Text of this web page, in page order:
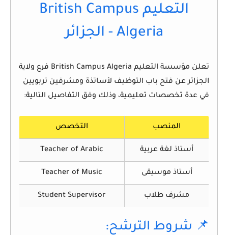
التعليم British Campus
Algeria - الجزائر
تعلن مؤسسة التعليم British Campus Algeria
فرع ولاية
الجزائر عن فتح باب التوظيف لأساتذة ومشرفين تربويين
في عدة تخصصات تعليمية، وذلك وفق التفاصيل التالية:
المنصب التخصص
أستاذ لغة عربية Teacher of Arabic
أستاذ موسيقى Teacher of Music
مشرف طلاب Student Supervisor
📌 شروط الترشح: